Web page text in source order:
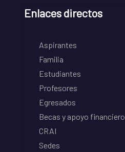
Enlaces directos
Aspirantes
Familia
Estudiantes
Profesores
Egresados
Becas y apoyo financiero
CRAI
Sedes